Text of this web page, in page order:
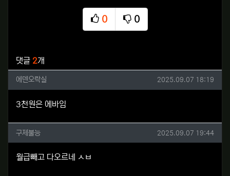
0
추천
0
비추천
댓글 2개
에덴오락실님의 댓글
에덴오락실 작성일
2025.09.07 18:19
3천원은 에바임
구제불능님의 댓글
구제불능 작성일
2025.09.07 19:44
월급빼고 다오르네 ㅅㅂ